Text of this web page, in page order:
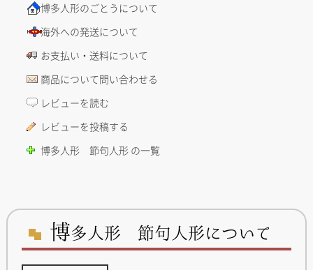
博多人形のごとうについて
海外への発送について
お支払い・送料について
商品について問い合わせる
レビューを読む
レビューを投稿する
博多人形 節句人形 の一覧
博多人形 節句人形について